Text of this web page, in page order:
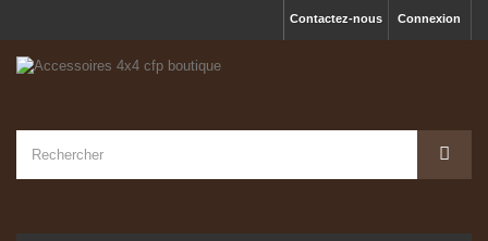
Connexion
Contactez-nous